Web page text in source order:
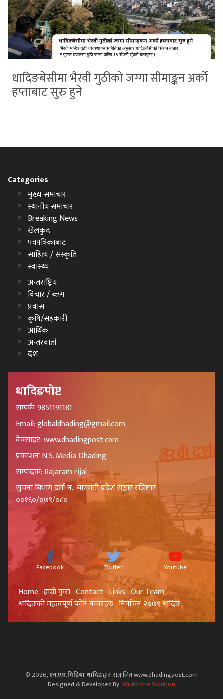
धादिङबेसीमा भैरवी गुठीको जग्गा सीमाङ्कन अर्को
हप्ताबाट सुरु हुने
Categories
मुख्य समाचार
स्थानीय समाचार
Breaking News
खेलकुद
पत्रपत्रिकाबाट
साहित्य / संस्कृति
स्वास्थ्य
अन्तराष्ट्रिय
विचार / ब्लग
प्रवास
कृषि/सहकारी
आर्थिक
अन्तरवार्ता
देश
धादिङपोष्ट
सम्पर्कः 9851191181
Email: globaldhading@gmail.com
वेबसाइट: www.dhadingpost.com
प्रकाशनः N.S. Media Dhading
सम्पादक: Rajaram rijal
सुचना बिभाग दर्ता नं.: बागमती प्रदेश सञ्चार रजिष्टार
००१६०/०७९/०८०
Facebook Twitter Youtube
Home हाम्रो कुरा Contact Links Our Team
धादिङको महत्वपूर्ण फोन नम्बरहरु निर्वाचन २०७९ धादिङ
© 2026,एन.एस.मिडिया धादिङद्वारा सञ्चालित www.dhadingpost.com
Designed & Developed By:Wildstone Solution